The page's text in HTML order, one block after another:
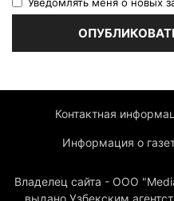
Контактная
Информация о
Владелец сайта - ООО